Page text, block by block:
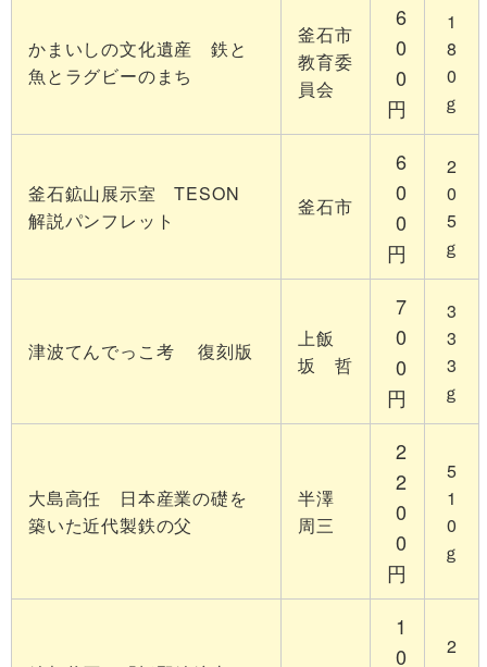
かまいしの文化遺産 鉄と
魚とラグビーのまち
釜石市
教育委
員会
6
0
0
円
1
8
0
ｇ
釜石鉱山展示室 TESON
解説パンフレッ ト
釜石市
6
0
0
円
2
0
5
ｇ
津波てんでっこ考 復刻版
上飯
坂 哲
7
0
0
円
3
3
3
ｇ
大島高任 日本産業の礎を
築いた近代製鉄の父
半澤
周三
2
2
0
0
円
5
1
0
ｇ
1
0
2